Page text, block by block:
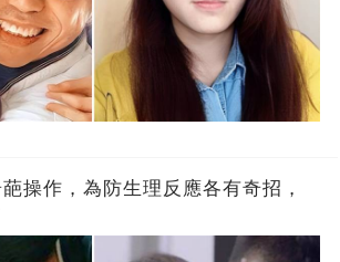
操作，為防生理反應各有奇招，